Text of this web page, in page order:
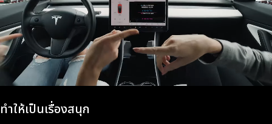
ทำให้เป็นเรื่องสนุก